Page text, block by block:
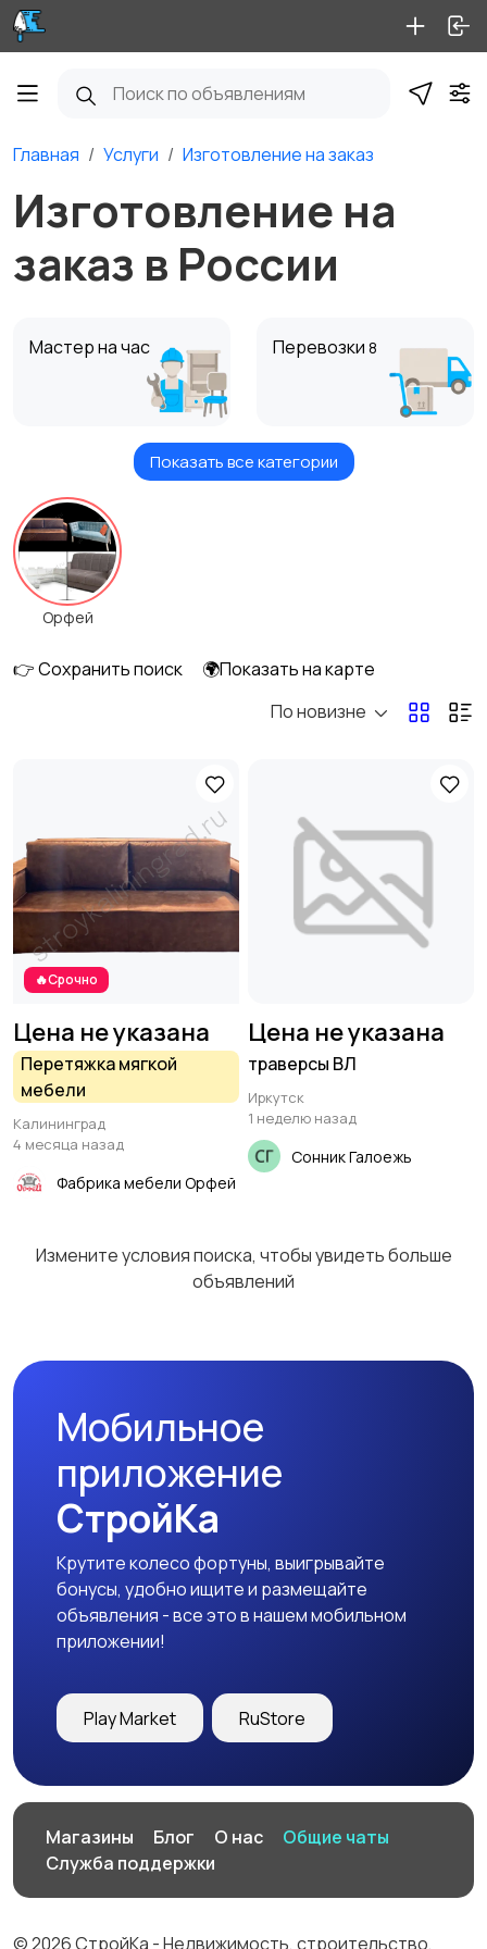
Главная Услуги Изготовление на заказ
Изготовление на
заказ в России
Мастер на час Перевозки 8
строительство
Уборка
Ремонт техники
Показать все категории
Орфей
👉 Сохранить поиск
🌍Показать на карте
По новизне
🔥Срочно
Цена не указана
Перетяжка мягкой
мебели
Калининград
4 месяца назад
Фабрика мебели Орфей
Цена не указана
траверсы ВЛ
Иркутск
1 неделю назад
Сонник Галоежь
Измените условия поиска, чтобы увидеть больше
объявлений
Мобильное
приложение
СтройКа
Крутите колесо фортуны, выигрывайте
бонусы, удобно ищите и размещайте
объявления - все это в нашем мобильном
приложении!
Play Market RuStore
Магазины Блог О нас
Общие чаты
Служба поддержки
© 2026 СтройКа - Недвижимость, строительство,